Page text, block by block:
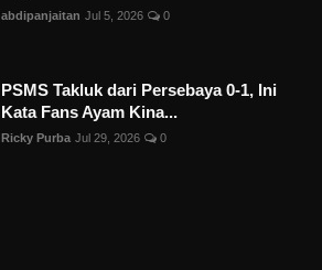
abdipanjaitan Jul 5, 2026 0
PSMS Takluk dari Persebaya 0-1, Ini
Kata Fans Ayam Kina...
Ricky Purba Jul 29, 2026 0